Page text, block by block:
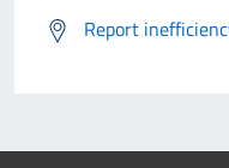
Report